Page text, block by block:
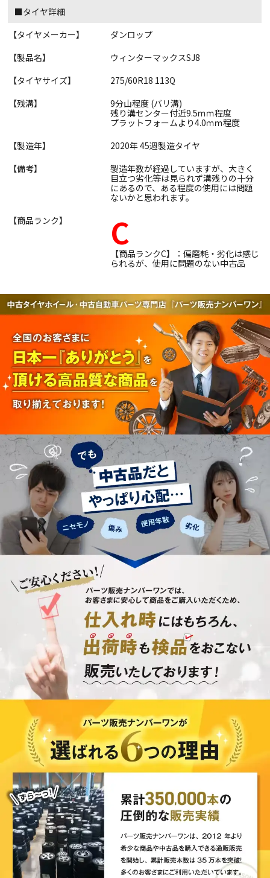
■タイヤ詳細
【タイヤメーカー】
ダンロップ
【製品名】
ウィンターマックスSJ8
【タイヤサイズ】
275/60R18 113Q
【残溝】
9分山程度 (バリ溝)
残り溝センター付近9.5ｍｍ程度
プラットフォームより4.0ｍｍ程度
【製造年】
2020年 45週製造タイヤ
【備考】
製造年数が経過していますが、大きく
目立つ劣化等は見られず溝残りの十分
にあるので、ある程度の使用には問題
ないかと思われます。
【商品ランク】
C
【商品ランクC】：偏磨耗・劣化は感じ
られるが、使用に問題のない中古品